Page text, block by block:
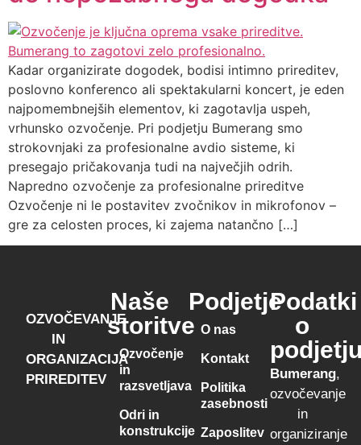
Kadar organizirate dogodek, bodisi intimno prireditev,
poslovno konferenco ali spektakularni koncert, je eden
najpomembnejših elementov, ki zagotavlja uspeh,
vrhunsko ozvočenje. Pri podjetju Bumerang smo
strokovnjaki za profesionalne avdio sisteme, ki
presegajo pričakovanja tudi na največjih odrih.
Napredno ozvočenje za profesionalne prireditve
Ozvočenje ni le postavitev zvočnikov in mikrofonov –
gre za celosten proces, ki zajema natančno […]
OZVOČEVANJE
IN
ORGANIZACIJA
PRIREDITEV
Naše
storitve
Ozvočenje
in
razsvetljava
Odri in
konstrukcije
Podjetje
O nas
Kontakt
Politika
zasebnosti
Zaposlitev
Podatki
o
Bumerang,
ozvočevanje
in
organiziranje